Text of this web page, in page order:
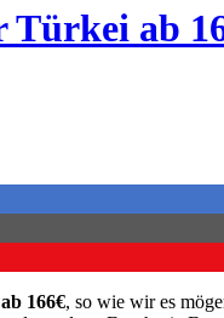
Türkei ab
166€, so wie wir es